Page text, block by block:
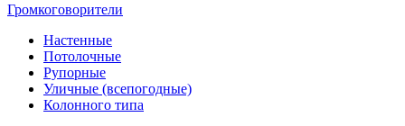
Громкоговорители
Настенные
Потолочные
Рупорные
Уличные (всепогодные)
Колонного типа